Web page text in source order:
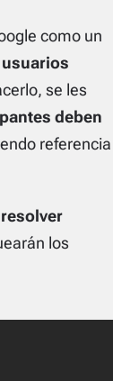
como un
se les
deben
referencia
los